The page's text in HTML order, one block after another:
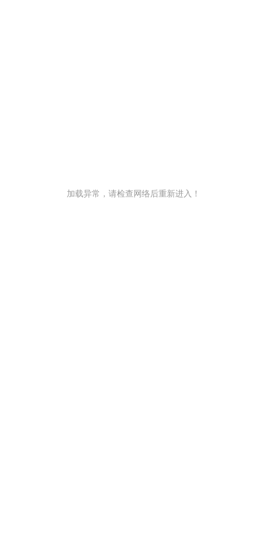
加载异常，请检查网络后重新进入！